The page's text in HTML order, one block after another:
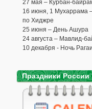
27 мая – Курбан-
16 июня, 1 Мухаррама
по Хиджре
25 июня – День Ашура
24 августа – Мавлид-
10 декабря - Ночь
Праздники России